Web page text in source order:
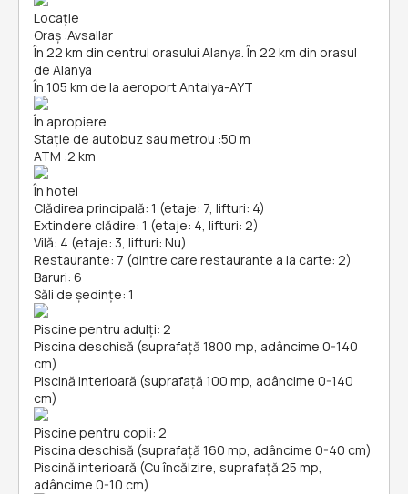
Locație
Oraș :Avsallar
În 22 km din centrul orasului Alanya. În 22 km din orasul
de Alanya
În 105 km de la aeroport Antalya-AYT
În apropiere
Stație de autobuz sau metrou :50 m
ATM :2 km
În hotel
Clădirea principală: 1 (etaje: 7, lifturi: 4)
Extindere clădire: 1 (etaje: 4, lifturi: 2)
Vilă: 4 (etaje: 3, lifturi: Nu)
Restaurante: 7 (dintre care restaurante a la carte: 2)
Baruri: 6
Săli de ședințe: 1
Piscine pentru adulți: 2
Piscina deschisă (suprafață 1800 mp, adâncime 0-140
cm)
Piscină interioară (suprafață 100 mp, adâncime 0-140
cm)
Piscine pentru copii: 2
Piscina deschisă (suprafață 160 mp, adâncime 0-40 cm)
Piscină interioară (Cu încălzire, suprafață 25 mp,
adâncime 0-10 cm)